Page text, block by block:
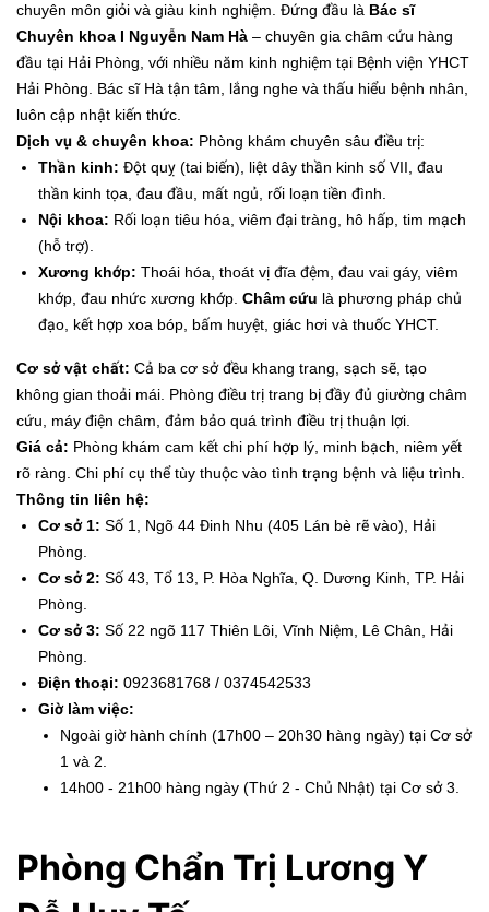
chuyên môn giỏi và giàu kinh nghiệm. Đứng đầu là Bác sĩ
Chuyên khoa I Nguyễn Nam Hà – chuyên gia châm cứu hàng
đầu tại Hải Phòng, với nhiều năm kinh nghiệm tại Bệnh viện YHCT
Hải Phòng. Bác sĩ Hà tận tâm, lắng nghe và thấu hiểu bệnh nhân,
luôn cập nhật kiến thức.
Dịch vụ & chuyên khoa: Phòng khám chuyên sâu điều trị:
Thần kinh: Đột quỵ (tai biến), liệt dây thần kinh số VII, đau
thần kinh tọa, đau đầu, mất ngủ, rối loạn tiền đình.
Nội khoa: Rối loạn tiêu hóa, viêm đại tràng, hô hấp, tim mạch
(hỗ trợ).
Xương khớp: Thoái hóa, thoát vị đĩa đệm, đau vai gáy, viêm
khớp, đau nhức xương khớp. Châm cứu là phương pháp chủ
đạo, kết hợp xoa bóp, bấm huyệt, giác hơi và thuốc YHCT.
Cơ sở vật chất: Cả ba cơ sở đều khang trang, sạch sẽ, tạo
không gian thoải mái. Phòng điều trị trang bị đầy đủ giường châm
cứu, máy điện châm, đảm bảo quá trình điều trị thuận lợi.
Giá cả: Phòng khám cam kết chi phí hợp lý, minh bạch, niêm yết
rõ ràng. Chi phí cụ thể tùy thuộc vào tình trạng bệnh và liệu trình.
Thông tin liên hệ:
Cơ sở 1: Số 1, Ngõ 44 Đinh Nhu (405 Lán bè rẽ vào), Hải
Phòng.
Cơ sở 2: Số 43, Tổ 13, P. Hòa Nghĩa, Q. Dương Kinh, TP. Hải
Phòng.
Cơ sở 3: Số 22 ngõ 117 Thiên Lôi, Vĩnh Niệm, Lê Chân, Hải
Phòng.
Điện thoại: 0923681768 / 0374542533
Giờ làm việc:
Ngoài giờ hành chính (17h00 – 20h30 hàng ngày) tại Cơ sở
1 và 2.
14h00 - 21h00 hàng ngày (Thứ 2 - Chủ Nhật) tại Cơ sở 3.
Phòng Chẩn Trị Lương Y